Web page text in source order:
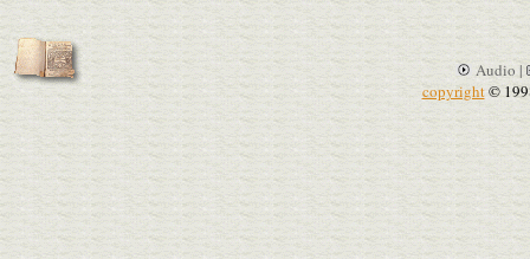
Audio |
copyright©